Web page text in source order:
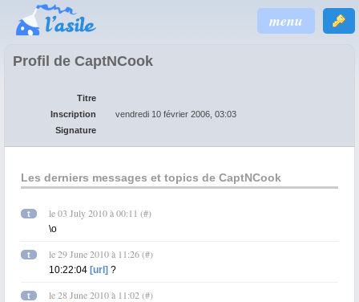
menu
Profil de CaptNCook
Titre
Inscription
vendredi 10 février 2006, 03:03
Signature
Les derniers messages et topics de CaptNCook
t le 03 July 2010 à 00:11 (#)
\o
t le 29 June 2010 à 11:26(#)
10:22:04 [url] ?
t le 28 June 2010 à 11:02 (#)